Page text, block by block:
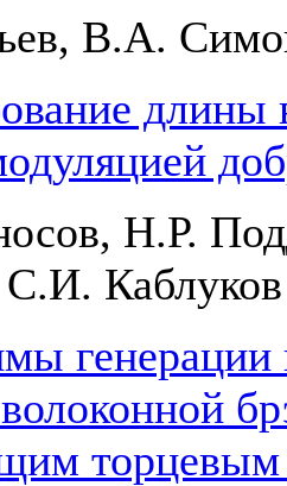
В.А.
длины
Н.Р.
Каблуков
генерации
торцевым